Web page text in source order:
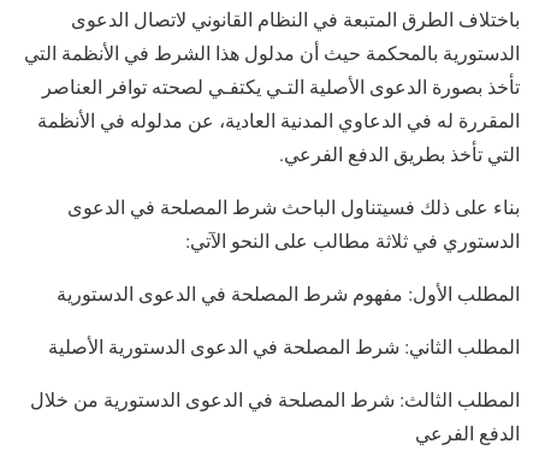
باختلاف الطرق المتبعة في النظام القانوني لاتصال الدعوى
الدستورية بالمحكمة حيث أن مدلول هذا الشرط في الأنظمة التي
تأخذ بصورة الدعوى الأصلية التـي يكتفـي لصحته توافر العناصر
المقررة له في الدعاوي المدنية العادية، عن مدلوله في الأنظمة
التي تأخذ بطريق الدفع الفرعي.
بناء على ذلك فسيتناول الباحث شرط المصلحة في الدعوى
الدستوري في ثلاثة مطالب على النحو الآتي:
المطلب الأول: مفهوم شرط المصلحة في الدعوى الدستورية
المطلب الثاني: شرط المصلحة في الدعوى الدستورية الأصلية
المطلب الثالث: شرط المصلحة في الدعوى الدستورية من خلال
الدفع الفرعي